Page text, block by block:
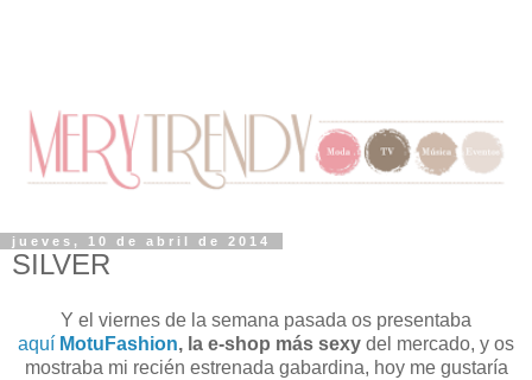
jueves, 10 de abril de 2014
SILVER
Y el viernes de la semana pasada os presentaba
aquí MotuFashion, la e-shop más sexy del mercado, y os
mostraba mi recién estrenada gabardina, hoy me gustaría